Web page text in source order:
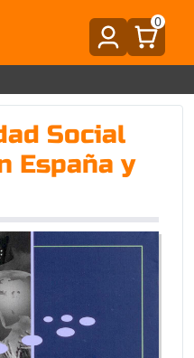
0
Social
España y